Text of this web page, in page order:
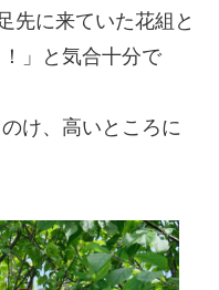
先に来ていた花組と
」と気合十分で
け、高いところに